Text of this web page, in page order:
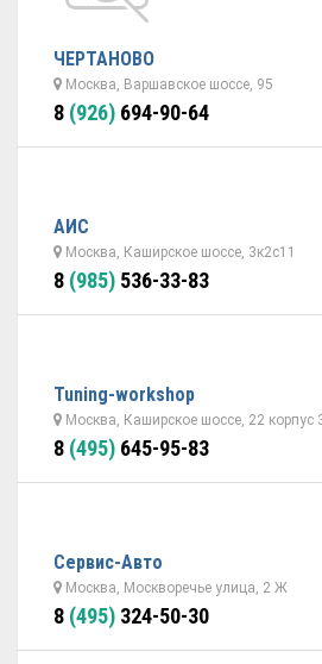
ЧЕРТАНОВО
Москва, Варшавское шоссе, 95
8 (926) 694-90-64
АИС
Москва, Каширское шоссе, 3к2с11
8 (985) 536-33-83
Tuning-workshop
Москва, Каширское шоссе, 22 корпус
8 (495) 645-95-83
Сервис-Авто
Москва, Москворечье улица, 2 Ж
8 (495) 324-50-30